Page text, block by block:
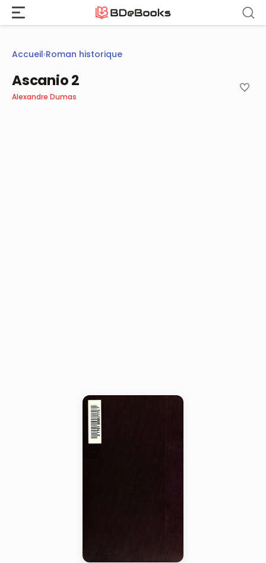
Aller
contenu
Accueil›Roman historique
Ascanio 2
Alexandre Dumas